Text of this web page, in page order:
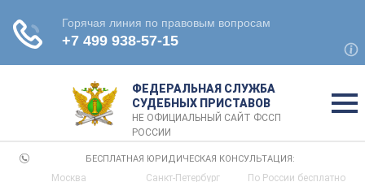
ФЕДЕРАЛЬНАЯ СЛУЖБА
СУДЕБНЫХ ПРИСТАВОВ
НЕ ОФИЦИАЛЬНЫЙ САЙТ ФССП
РОССИИ
БЕСПЛАТНАЯ ЮРИДИЧЕСКАЯ КОНСУЛЬТАЦИЯ:
Москва Санкт-Петербург По России бесплатно